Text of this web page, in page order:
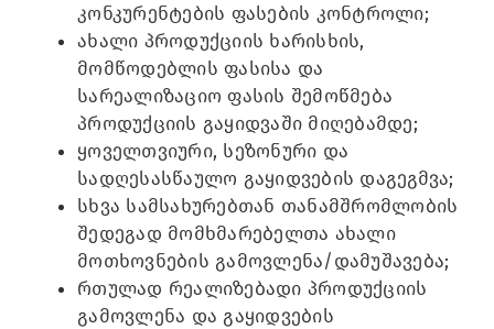
კონკურენტების ფასების კონტროლი;
ახალი პროდუქციის ხარისხის,
მომწოდებლის ფასისა და
სარეალიზაციო ფასის შემოწმება
პროდუქციის გაყიდვაში მიღებამდე;
ყოველთვიური, სეზონური და
სადღესასწაულო გაყიდვების დაგეგმვა;
სხვა სამსახურებთან თანამშრომლობის
შედეგად მომხმარებელთა ახალი
მოთხოვნების გამოვლენა/დამუშავება;
რთულად რეალიზებადი პროდუქციის
გამოვლენა და გაყიდვების